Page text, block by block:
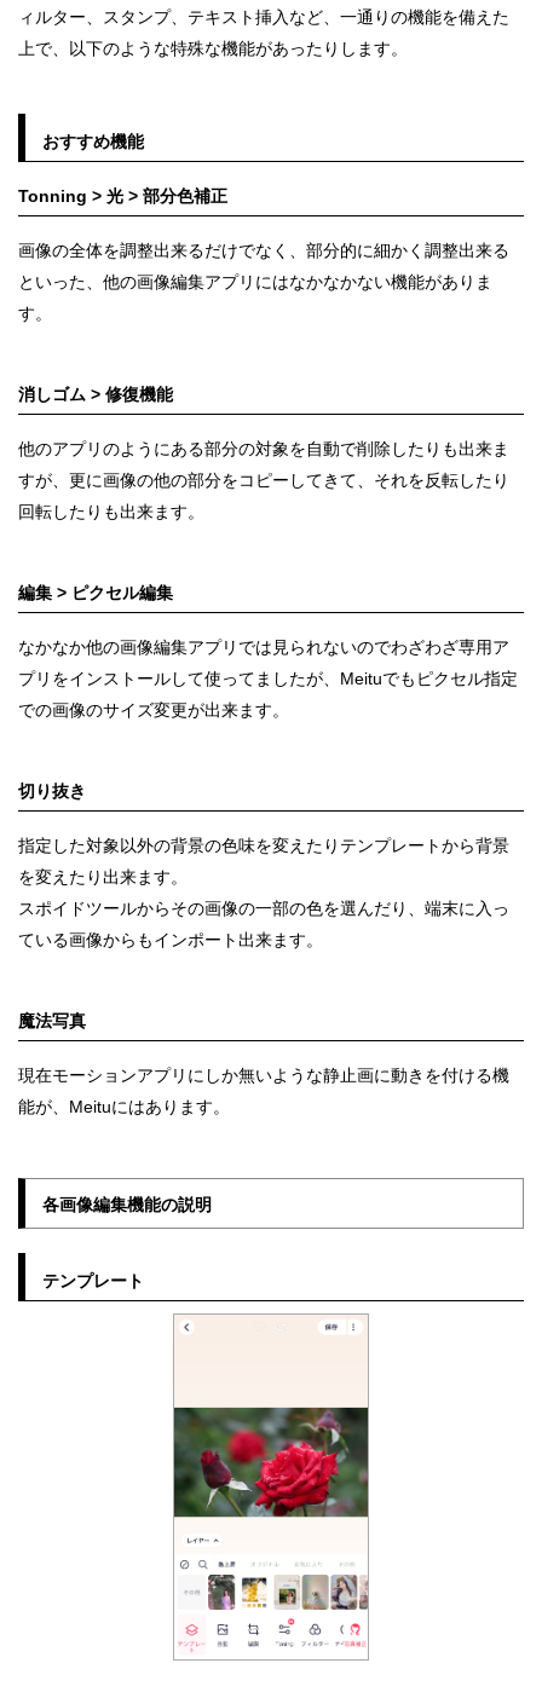
ィルター、スタンプ、テキスト挿入など、一通りの機能を備えた
上で、以下のような特殊な機能があったりします。
おすすめ機能
Tonning > 光 > 部分色補正
画像の全体を調整出来るだけでなく、部分的に細かく調整出来る
といった、他の画像編集アプリにはなかなかない機能がありま
す。
消しゴム > 修復機能
他のアプリのようにある部分の対象を自動で削除したりも出来ま
すが、更に画像の他の部分をコピーしてきて、それを反転したり
回転したりも出来ます。
編集 > ピクセル編集
なかなか他の画像編集アプリでは見られないのでわざわざ専用ア
プリをインストールして使ってましたが、Meituでもピクセル指定
での画像のサイズ変更が出来ます。
切り抜き
指定した対象以外の背景の色味を変えたりテンプレートから背景
を変えたり出来ます。
スポイドツールからその画像の一部の色を選んだり、端末に入っ
ている画像からもインポート出来ます。
魔法写真
現在モーションアプリにしか無いような静止画に動きを付ける機
能が、Meituにはあります。
各画像編集機能の説明
テンプレート